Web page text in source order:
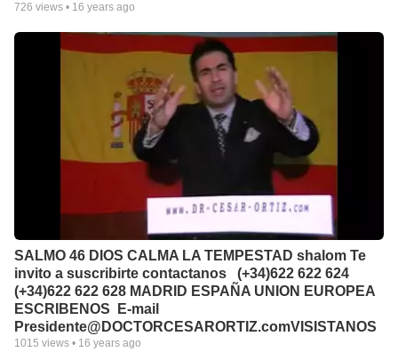
726 views • 16 years ago
SALMO 46 DIOS CALMA LA TEMPESTAD shalom Te
invito a suscribirte contactanos (+34)622 622 624
(+34)622 622 628 MADRID ESPAÑA UNION EUROPEA
ESCRIBENOS E-mail
Presidente@DOCTORCESARORTIZ.co­­­­­­­­­­mVISISTANOS
1015 views • 16 years ago